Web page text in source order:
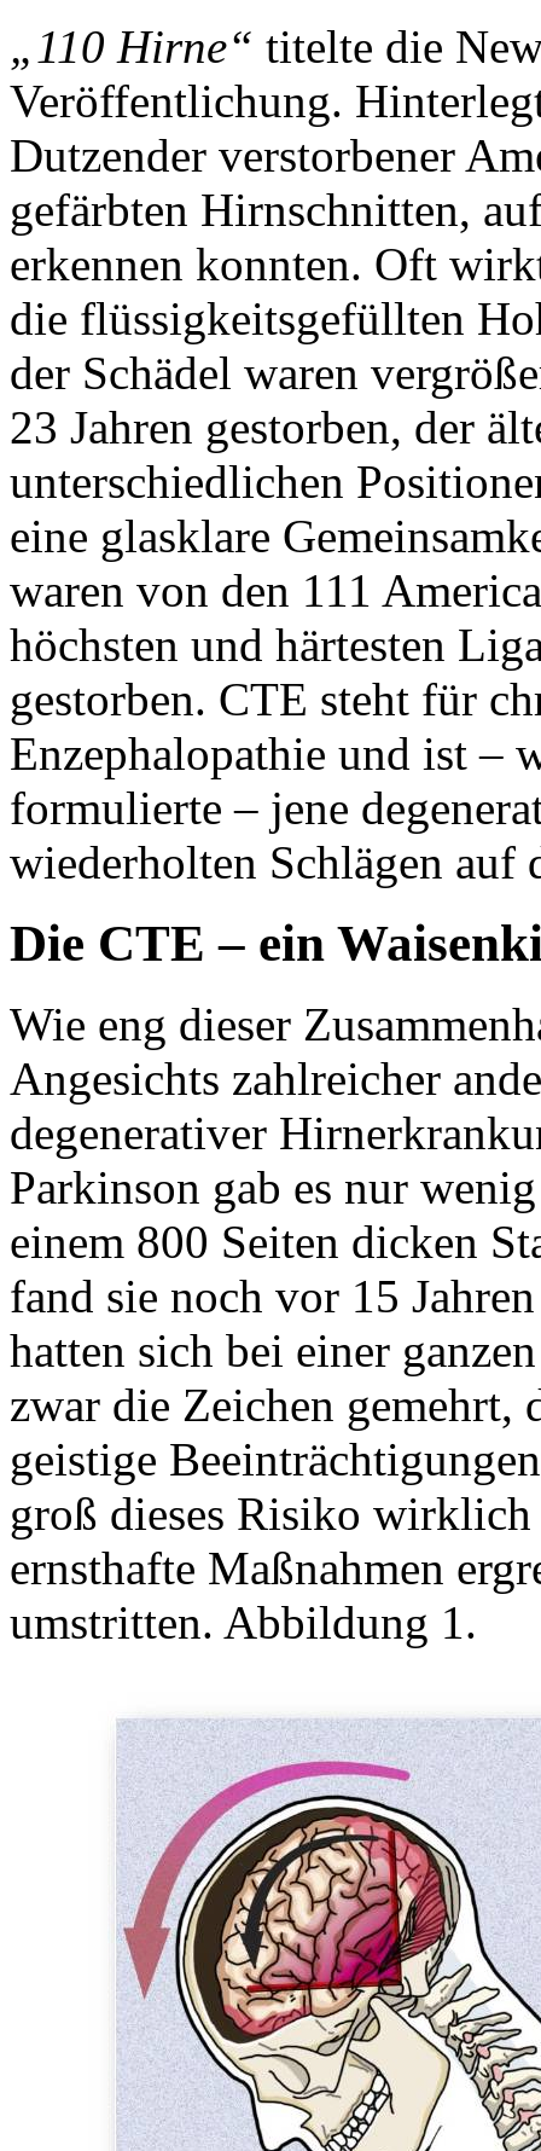
„110 Hirne“ titelte die
Veröffentlichung.
Dutzender verstorbener
gefärbten Hirnschnitten,
erkennen konnten. Oft
die flüssigkeitsgefüllten
der Schädel waren
23 Jahren gestorben, der
unterschiedlichen
eine glasklare
waren von den 111
höchsten und härtesten
gestorben. CTE steht für
Enzephalopathie und ist –
formulierte – jene
wiederholten Schlägen
Die CTE – ein
Wie eng dieser
Angesichts zahlreicher
degenerativer
Parkinson gab es nur
einem 800 Seiten dicken
fand sie noch vor 15
hatten sich bei einer
zwar die Zeichen
geistige
groß dieses Risiko
ernsthafte Maßnahmen
umstritten. Abbildung 1.